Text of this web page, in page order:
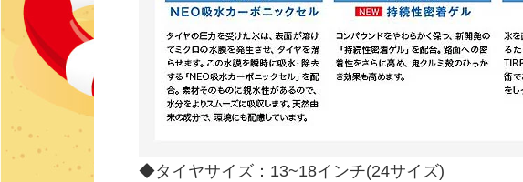
◆タイヤサイズ：13~18インチ(24サイズ)